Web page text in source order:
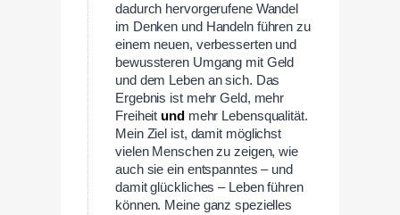
dadurch hervorgerufene Wandel
im Denken und Handeln führen zu
einem neuen, verbesserten und
bewussteren Umgang mit Geld
und dem Leben an sich. Das
Ergebnis ist mehr Geld, mehr
Freiheit und mehr Lebensqualität.
Mein Ziel ist, damit möglichst
vielen Menschen zu zeigen, wie
auch sie ein entspanntes – und
damit glückliches – Leben führen
können. Meine ganz spezielles